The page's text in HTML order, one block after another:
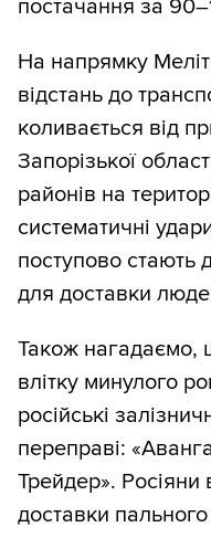
постачання за
На напрямку
відстань до
коливається від
Запорізької
районів на
систематичні
поступово стають
для доставки
Також нагадаємо,
влітку минулого
російські
переправі:
Трейдер».
доставки